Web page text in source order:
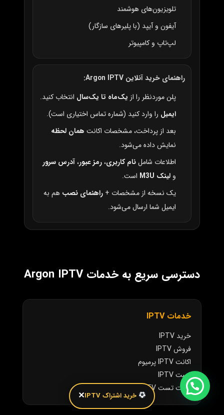
تلویزیون‌های هوشمند
آیفون و آیپد (با پلیرهای سازگار)
لپ‌تاپ و کامپیوتر
راهنمای خرید آنلاین Argon IPTV:
پلن موردنظر را از یک‌ماه تا یک‌سال انتخاب کنید.
ایمیل را وارد کنید (شماره تماس اختیاری است).
بعد از پرداخت، مشخصات اکانت همان لحظه
نمایش داده می‌شود.
اطلاعات شاملنام کاربری،رمز عبور،آدرس سرور
و لینک M3U
است.
یک نسخه از مشخصات + راهنمای نصب هم به
ایمیل شما ارسال می‌شود.
دسترسی سریع به خدمات Argon IPTV
خدمات IPTV
خرید IPTV
فروش IPTV
اکانت IPTV پرمیوم
تست IPTV
اکانت تست IPTV
خرید اشتراک IPTV ✕